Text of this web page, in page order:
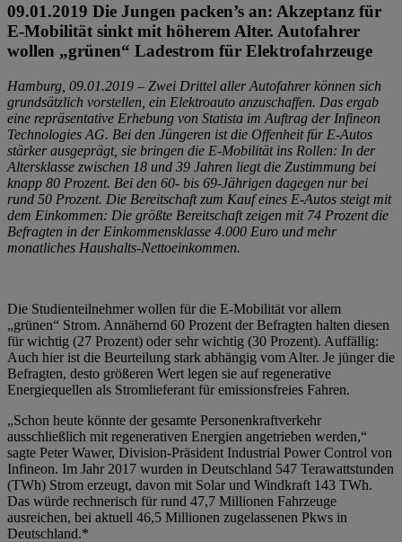
09.01.2019 Die Jungen packen’s an: Akzeptanz für
E-Mobilität sinkt mit höherem Alter. Autofahrer
wollen „grünen“ Ladestrom für Elektrofahrzeuge
Hamburg, 09.01.2019 – Zwei Drittel aller Autofahrer können sich
grundsätzlich vorstellen, ein Elektroauto anzuschaffen. Das ergab
eine repräsentative Erhebung von Statista im Auftrag der Infineon
Technologies AG. Bei den Jüngeren ist die Offenheit für E-Autos
stärker ausgeprägt, sie bringen die E-Mobilität ins Rollen: In der
Altersklasse zwischen 18 und 39 Jahren liegt die Zustimmung bei
knapp 80 Prozent. Bei den 60- bis 69-Jährigen dagegen nur bei
rund 50 Prozent. Die Bereitschaft zum Kauf eines E-Autos steigt mit
dem Einkommen: Die größte Bereitschaft zeigen mit 74 Prozent die
Befragten in der Einkommensklasse 4.000 Euro und mehr
monatliches Haushalts-Nettoeinkommen.
Die Studienteilnehmer wollen für die E-Mobilität vor allem
„grünen“ Strom. Annähernd 60 Prozent der Befragten halten diesen
für wichtig (27 Prozent) oder sehr wichtig (30 Prozent). Auffällig:
Auch hier ist die Beurteilung stark abhängig vom Alter. Je jünger die
Befragten, desto größeren Wert legen sie auf regenerative
Energiequellen als Stromlieferant für emissionsfreies Fahren.
„Schon heute könnte der gesamte Personenkraftverkehr
ausschließlich mit regenerativen Energien angetrieben werden,“
sagte Peter Wawer, Division-Präsident Industrial Power Control von
Infineon. Im Jahr 2017 wurden in Deutschland 547 Terawattstunden
(TWh) Strom erzeugt, davon mit Solar und Windkraft 143 TWh.
Das würde rechnerisch für rund 47,7 Millionen Fahrzeuge
ausreichen, bei aktuell 46,5 Millionen zugelassenen Pkws in
Deutschland.*